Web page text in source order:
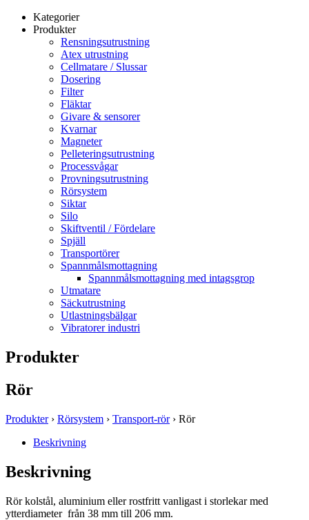
Kategorier
Produkter
Rensningsutrustning
Atex utrustning
Cellmatare / Slussar
Dosering
Filter
Fläktar
Givare & sensorer
Kvarnar
Magneter
Pelleteringsutrustning
Processvågar
Provningsutrustning
Rörsystem
Siktar
Silo
Skiftventil / Fördelare
Spjäll
Transportörer
Spannmålsmottagning
Spannmålsmottagning med intagsgrop
Utmatare
Säckutrustning
Utlastningsbälgar
Vibratorer industri
Produkter
Rör
Produkter› Rörsystem › Transport-rör› Rör
Beskrivning
Beskrivning
Rör kolstål, aluminium eller rostfritt vanligast i storlekar med
ytterdiameter från 38 mm till 206 mm.